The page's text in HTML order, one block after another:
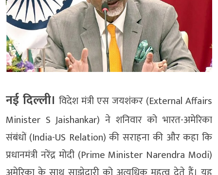
नई दिल्ली। विदेश मंत्री एस जयशंकर (External Affairs
Minister S Jaishankar) ने शनिवार को भारत-अमेरिका
संबंधों (India-US Relation) की सराहना की और कहा कि
प्रधानमंत्री नरेंद्र मोदी (Prime Minister Narendra Modi)